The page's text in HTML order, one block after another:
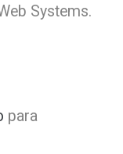
Systems.
para